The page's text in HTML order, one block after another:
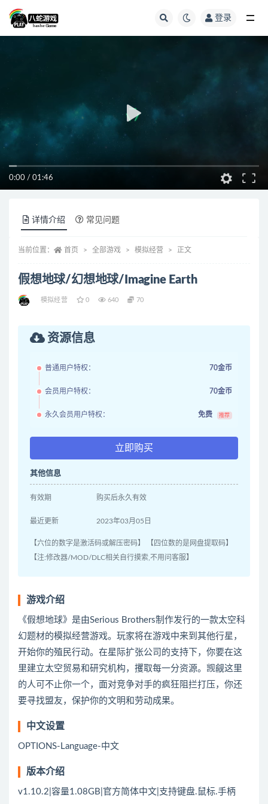
登录
0:00 / 01:46
详情介绍 常见问题
当前位置： 首页 全部游戏 模拟经营 正文
假想地球/幻想地球/Imagine Earth
模拟经营 0 640 70
资源信息
普通用户特权： 70金币
会员用户特权： 70金币
永久会员用户特权： 免费 推荐
立即购买
其他信息
有效期 购买后永久有效
最近更新 2023年03月05日
【六位的数字是激活码或解压密码】 【四位数的是网盘提取码】
【注:修改器/MOD/DLC相关自行摸索,不用问客服】
游戏介绍
《假想地球》是由Serious Brothers制作发行的一款太空科
幻题材的模拟经营游戏。玩家将在游戏中来到其他行星，
开始你的殖民行动。在星际扩张公司的支持下，你要在这
里建立太空贸易和研究机构，攫取每一分资源。觊觎这里
的人可不止你一个，面对竞争对手的疯狂阻拦打压，你还
要寻找盟友，保护你的文明和劳动成果。
中文设置
OPTIONS-Language-中文
版本介绍
v1.10.2|容量1.08GB|官方简体中文|支持键盘.鼠标.手柄